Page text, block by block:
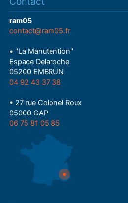
ram05
contact@ram05.fr
• "La Manutention"
Espace Delaroche
05200 EMBRUN
04 92 43 37 38
• 27 rue Colonel Roux
05000 GAP
06 75 81 05 85